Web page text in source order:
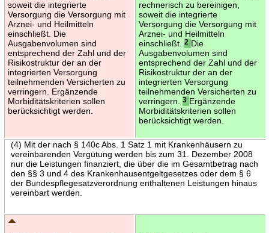
soweit die integrierte
Versorgung die Versorgung mit
Arznei- und Heilmitteln
einschließt. Die
Ausgabenvolumen sind
entsprechend der Zahl und der
Risikostruktur der an der
integrierten Versorgung
teilnehmenden Versicherten zu
verringern. Ergänzende
Morbiditätskriterien sollen
berücksichtigt werden.
rechnerisch zu bereinigen,
soweit die integrierte
Versorgung die Versorgung mit
Arznei- und Heilmitteln
einschließt.
2 Die
Ausgabenvolumen sind
entsprechend der Zahl und der
Risikostruktur der an der
integrierten Versorgung
teilnehmenden Versicherten zu
verringern.
3 Ergänzende
Morbiditätskriterien sollen
berücksichtigt werden.
(4) Mit der nach § 140c Abs. 1 Satz 1 mit Krankenhäusern zu
vereinbarenden Vergütung werden bis zum 31. Dezember 2008
nur die Leistungen finanziert, die über die im Gesamtbetrag nach
den §§ 3 und 4 des Krankenhausentgeltgesetzes oder dem § 6
der Bundespflegesatzverordnung enthaltenen Leistungen hinaus
vereinbart werden.